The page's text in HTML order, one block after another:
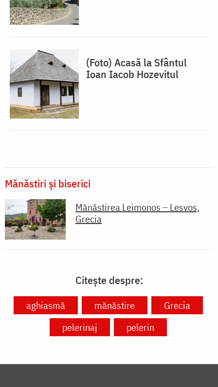
(Foto) Acasă la Sfântul
Ioan Iacob Hozevitul
Mănăstiri și biserici
Mănăstirea Leimonos – Lesvos,
Grecia
Citește despre:
aghiasmă mănăstire
Grecia
pelerinaj
pelerin